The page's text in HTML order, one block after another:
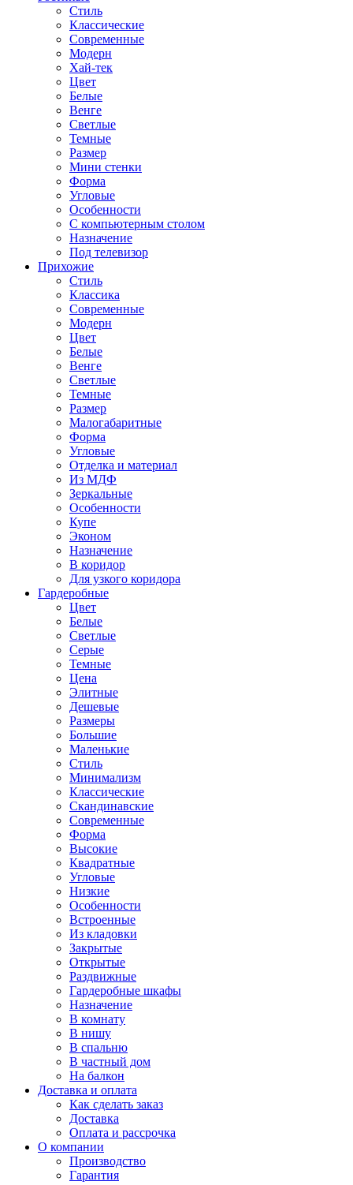
Стиль
Классические
Современные
Модерн
Хай-тек
Цвет
Белые
Венге
Светлые
Темные
Размер
Мини стенки
Форма
Угловые
Особенности
С компьютерным столом
Назначение
Под телевизор
Прихожие
Стиль
Классика
Современные
Модерн
Цвет
Белые
Венге
Светлые
Темные
Размер
Малогабаритные
Форма
Угловые
Отделка и материал
Из МДФ
Зеркальные
Особенности
Купе
Эконом
Назначение
В коридор
Для узкого коридора
Гардеробные
Цвет
Белые
Светлые
Серые
Темные
Цена
Элитные
Дешевые
Размеры
Большие
Маленькие
Стиль
Минимализм
Классические
Скандинавские
Современные
Форма
Высокие
Квадратные
Угловые
Низкие
Особенности
Встроенные
Из кладовки
Закрытые
Открытые
Раздвижные
Гардеробные шкафы
Назначение
В комнату
В нишу
В спальню
В частный дом
На балкон
Доставка и оплата
Как сделать заказ
Доставка
Оплата и рассрочка
О компании
Производство
Гарантия